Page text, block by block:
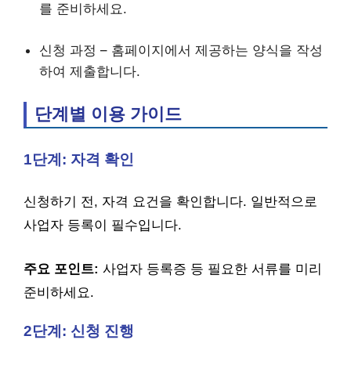
를 준비하세요.
신청 과정 – 홈페이지에서 제공하는 양식을 작성
하여 제출합니다.
단계별 이용 가이드
1단계: 자격 확인
신청하기 전, 자격 요건을 확인합니다. 일반적으로
사업자 등록이 필수입니다.
주요 포인트: 사업자 등록증 등 필요한 서류를 미리
준비하세요.
2단계: 신청 진행